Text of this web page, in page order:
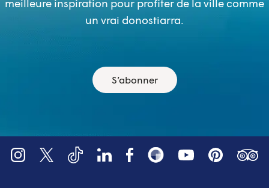
meilleure inspiration pour profiter de la ville comme
un vrai donostiarra.
S’abonner